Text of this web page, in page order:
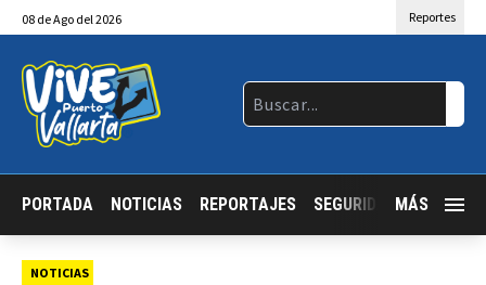
08 deAgo del 2026 Reportes
PORTADA NOTICIAS REPORTAJES SEGURIDAD JALISCO
MÁS
NOTICIAS